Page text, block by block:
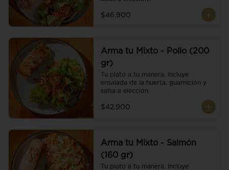
$46.900
Arma tu Mixto - Pollo (200
gr)
Tu plato a tu manera. Incluye
ensalada de la huerta, guarnición y
salsa a elección.
$42.900
Arma tu Mixto - Salmón
(160 gr)
Tu plato a tu manera. Incluye